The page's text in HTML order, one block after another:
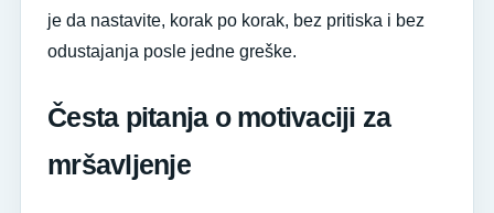
je da nastavite, korak po korak, bez pritiska i bez
odustajanja posle jedne greške.
Česta pitanja o motivaciji za
mršavljenje